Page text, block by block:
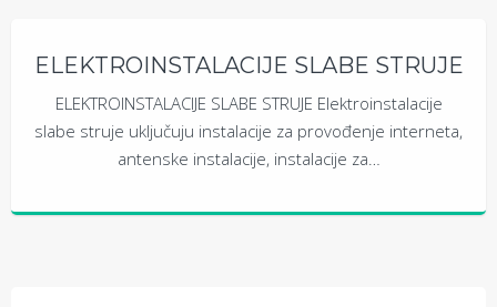
ELEKTROINSTALACIJE SLABE STRUJE
ELEKTROINSTALACIJE SLABE STRUJE Elektroinstalacije
slabe struje uključuju instalacije za provođenje interneta,
antenske instalacije, instalacije za…